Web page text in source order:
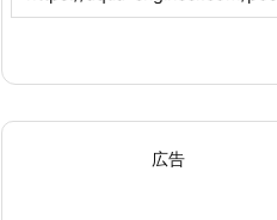
広告